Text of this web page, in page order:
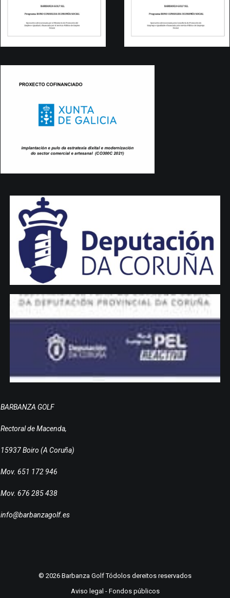
BARBANZA GOLF
Rectoral de Macenda,
15937 Boiro (A Coruña)
Mov. 651 172 946
Mov. 676 285 438
info@barbanzagolf.es
© 2026 Barbanza Golf Tódolos dereitos reservados
Aviso legal - Fondos públicos